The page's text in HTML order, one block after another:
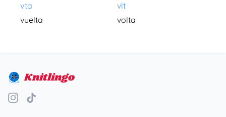
vta
vlt
vuelta
volta
Knitlingo